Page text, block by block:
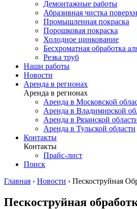
Демонтажные работы
Абразивная чистка
Промышленная покраска
Порошковая покраска
Холодное цинкование
Бесхроматная обработка
Резка труб
Наши работы
Новости
Аренда в регионах
Аренда в регионах
Аренда в Московской
Аренда в Владимирской
Аренда в Рязанской
Аренда в Тульской области
Контакты
Контакты
Прайс-лист
Поиск
Главная › Новости › Пескоструйная
Пескоструйная